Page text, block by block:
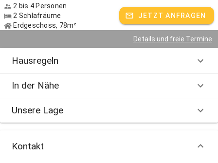
2 bis 4 Personen
2 Schlafräume
Erdgeschoss, 78m²
JETZT ANFRAGEN
Details und freie Termine
Hausregeln
In der Nähe
Unsere Lage
Kontakt